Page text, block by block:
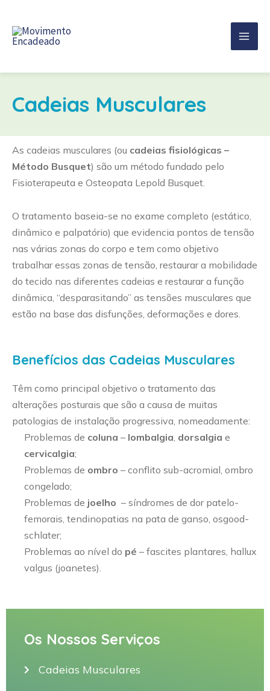
Cadeias Musculares
As cadeias musculares (ou cadeias fisiológicas –
Método Busquet) são um método fundado pelo
Fisioterapeuta e Osteopata Lepold Busquet.
O tratamento baseia-se no exame completo (estático,
dinâmico e palpatório) que evidencia pontos de tensão
nas várias zonas do corpo e tem como objetivo
trabalhar essas zonas de tensão, restaurar a mobilidade
do tecido nas diferentes cadeias e restaurar a função
dinâmica, “desparasitando” as tensões musculares que
estão na base das disfunções, deformações e dores.
Benefícios das Cadeias Musculares
Têm como principal objetivo o tratamento das
alterações posturais que são a causa de muitas
patologias de instalação progressiva, nomeadamente:
Problemas de coluna – lombalgia, dorsalgia e
cervicalgia;
Problemas de ombro – conflito sub-acromial, ombro
congelado;
Problemas de joelho – síndromes de dor patelo-
femorais, tendinopatias na pata de ganso, osgood-
schlater;
Problemas ao nível do pé – fascites plantares, hallux
valgus (joanetes).
Os Nossos Serviços
Cadeias Musculares